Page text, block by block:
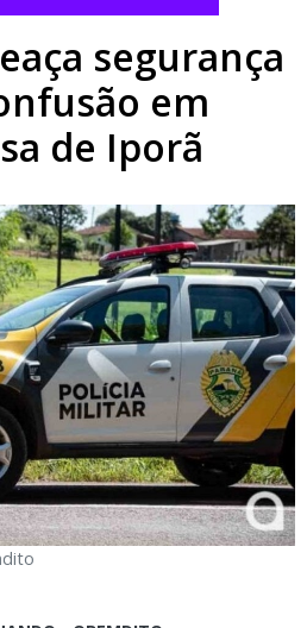
segurança
em
de Iporã